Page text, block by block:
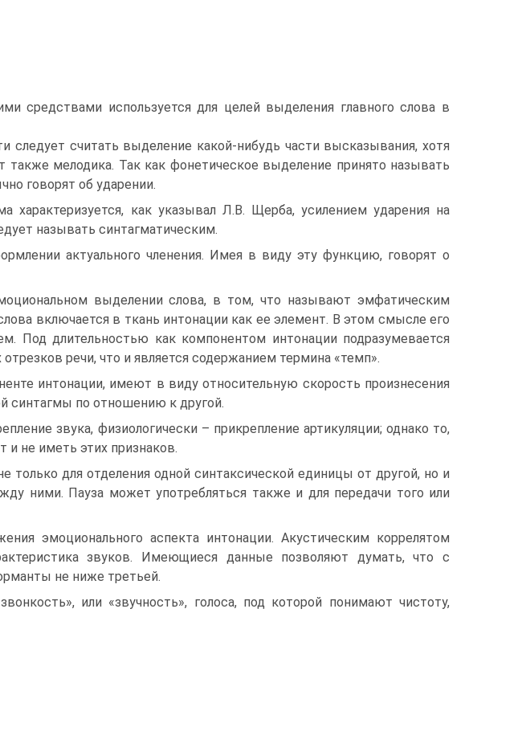
средствами используется для целей выделения главного слова в
следует считать выделение какой-нибудь части высказывания, хотя
также мелодика. Так как фонетическое выделение принято называть
говорят об ударении.
характеризуется, как указывал Л.В. Щерба, усилением ударения на
называть синтагматическим.
актуального членения. Имея в виду эту функцию, говорят о
выделении слова, в том, что называют эмфатическим
включается в ткань интонации как ее элемент. В этом смысле его
Под длительностью как компонентом интонации подразумевается
речи, что и является содержанием термина «темп».
интонации, имеют в виду относительную скорость произнесения
синтагмы по отношению к другой.
звука, физиологически – прикрепление артикуляции; однако то,
и не иметь этих признаков.
только для отделения одной синтаксической единицы от другой, но и
ними. Пауза может употребляться также и для передачи того или
эмоционального аспекта интонации. Акустическим коррелятом
звуков. Имеющиеся данные позволяют думать, что с
не ниже третьей.
или «звучность», голоса, под которой понимают чистоту,